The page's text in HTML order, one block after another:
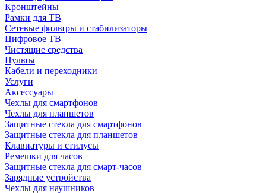
Кронштейны
Рамки для ТВ
Сетевые фильтры и стабилизаторы
Цифровое ТВ
Чистящие средства
Пульты
Кабели и переходники
Услуги
Аксессуары
Чехлы для смартфонов
Чехлы для планшетов
Защитные стекла для смартфонов
Защитные стекла для планшетов
Клавиатуры и стилусы
Ремешки для часов
Защитные стекла для смарт-часов
Зарядные устройства
Чехлы для наушников